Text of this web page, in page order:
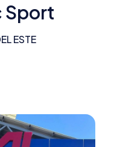
Sport
ESTE